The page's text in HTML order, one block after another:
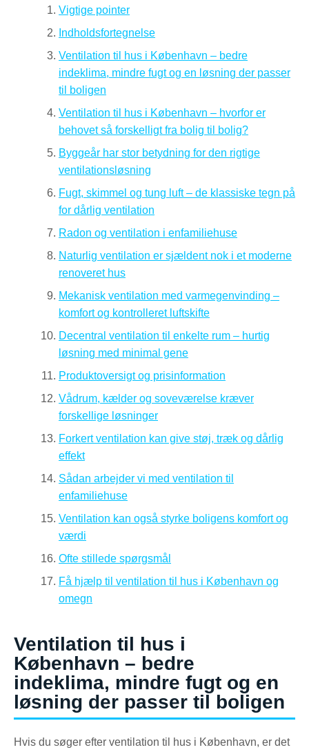
Vigtige pointer
Indholdsfortegnelse
Ventilation til hus i København – bedre
indeklima, mindre fugt og en løsning der passer
til boligen
Ventilation til hus i København – hvorfor er
behovet så forskelligt fra bolig til bolig?
Byggeår har stor betydning for den rigtige
ventilationsløsning
Fugt, skimmel og tung luft – de klassiske tegn på
for dårlig ventilation
Radon og ventilation i enfamiliehuse
Naturlig ventilation er sjældent nok i et moderne
renoveret hus
Mekanisk ventilation med varmegenvinding –
komfort og kontrolleret luftskifte
Decentral ventilation til enkelte rum – hurtig
løsning med minimal gene
Produktoversigt og prisinformation
Vådrum, kælder og soveværelse kræver
forskellige løsninger
Forkert ventilation kan give støj, træk og dårlig
effekt
Sådan arbejder vi med ventilation til
enfamiliehuse
Ventilation kan også styrke boligens komfort og
værdi
Ofte stillede spørgsmål
Få hjælp til ventilation til hus i København og
omegn
Ventilation til hus i
København – bedre
indeklima, mindre fugt og en
løsning der passer til boligen
Hvis du søger efter ventilation til hus i København, er det